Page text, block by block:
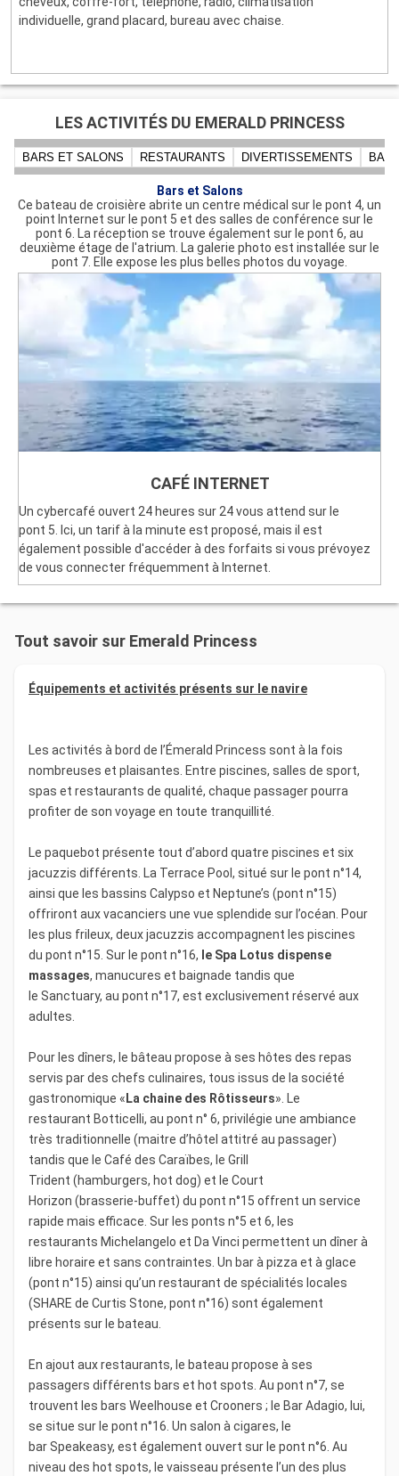
individuelle, grand placard, bureau avec chaise.
LES ACTIVITÉS DU EMERALD PRINCESS
BARS ET SALONS RESTAURANTS DIVERTISSEMENTS
Bars et Salons
Ce bateau de croisière abrite un centre médical sur le pont 4, un
point Internet sur le pont 5 et des salles de conférence sur le
pont 6. La réception se trouve également sur le pont 6, au
deuxième étage de l'atrium. La galerie photo est installée sur le
pont 7. Elle expose les plus belles photos du voyage.
Un cybercafé ouvert 24 heures sur 24 vous attend sur le
pont 5. Ici, un tarif à la minute est proposé, mais il est
également possible d'accéder à des forfaits si vous prévoyez
de vous connecter fréquemment à Internet.
CAFÉ INTERNET
Tout savoir sur Emerald Princess
Équipements et activités présents sur le navire
Les activités à bord de l’Émerald Princess sont à la fois
nombreuses et plaisantes. Entre piscines, salles de sport,
spas et restaurants de qualité, chaque passager pourra
profiter de son voyage en toute tranquillité.
Le paquebot présente tout d’abord quatre piscines et six
jacuzzis différents. La Terrace Pool, situé sur le pont n°14,
ainsi que les bassins Calypso et Neptune’s (pont n°15)
offriront aux vacanciers une vue splendide sur l’océan. Pour
les plus frileux, deux jacuzzis accompagnent les piscines
du pont n°15. Sur le pont n°16, le Spa Lotus dispense
massages, manucures et baignade tandis que
le Sanctuary, au pont n°17, est exclusivement réservé aux
adultes.
Pour les dîners, le bâteau propose à ses hôtes des repas
servis par des chefs culinaires, tous issus de la société
gastronomique « La chaine des Rôtisseurs». Le
restaurant Botticelli, au pont n° 6, privilégie une ambiance
très traditionnelle (maitre d’hôtel attitré au passager)
tandis que le Café des Caraïbes, le Grill
Trident (hamburgers, hot dog) et le Court
Horizon (brasserie-buffet) du pont n°15 offrent un service
rapide mais efficace. Sur les ponts n°5 et 6, les
restaurants Michelangelo et Da Vinci permettent un dîner à
libre horaire et sans contraintes. Un bar à pizza et à glace
(pont n°15) ainsi qu’un restaurant de spécialités locales
(SHARE de Curtis Stone, pont n°16) sont également
présents sur le bateau.
En ajout aux restaurants, le bateau propose à ses
passagers différents bars et hot spots. Au pont n°7, se
trouvent les bars Weelhouse et Crooners ; le Bar Adagio, lui,
se situe sur le pont n°16. Un salon à cigares, le
bar Speakeasy, est également ouvert sur le pont n°6. Au
niveau des hot spots, le vaisseau présente l’un des plus